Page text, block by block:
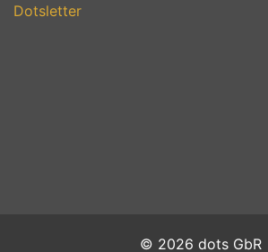
Dotsletter
© 2026 dots GbR